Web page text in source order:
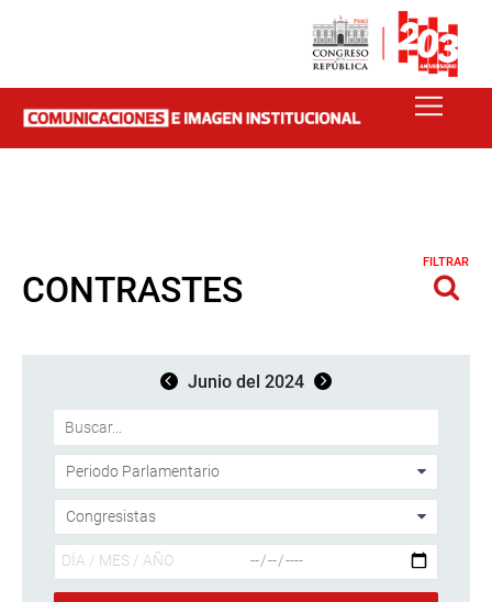
CONTRASTES
FILTRAR
Junio del 2024